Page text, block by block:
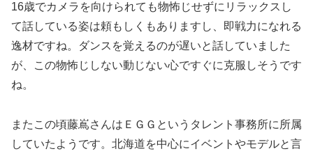
16歳でカメラを向けられても物怖じせずにリラックスし
て話している姿は頼もしくもありますし、即戦力になれる
逸材ですね。ダンスを覚えるのが遅いと話していました
が、この物怖じしない動じない心ですぐに克服しそうです
ね。
またこの頃藤嶌さんはＥＧＧというタレント事務所に所属
していたようです。北海道を中心にイベントやモデルと言